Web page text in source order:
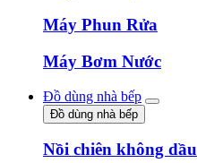
Máy Phun Rửa
Máy Bơm Nước
Đồ dùng nhà bếp
Đồ dùng nhà bếp
Nồi chiên không dầu